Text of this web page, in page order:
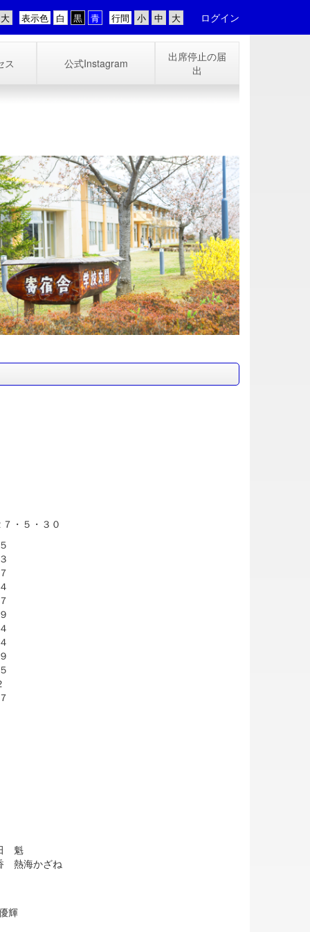
行間
表示色 ログイン
ス 公式Instagram
出席停止の届
出
・５・３０
魁
熱海かざね
輝